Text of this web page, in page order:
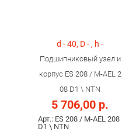
d - 40, D - , h -
Подшипниковый узел и
корпус ES 208 / M-AEL 2
08 D1 \ NTN
5 706,00 р.
Арт.: ES 208 / M-AEL 208
D1 \ NTN